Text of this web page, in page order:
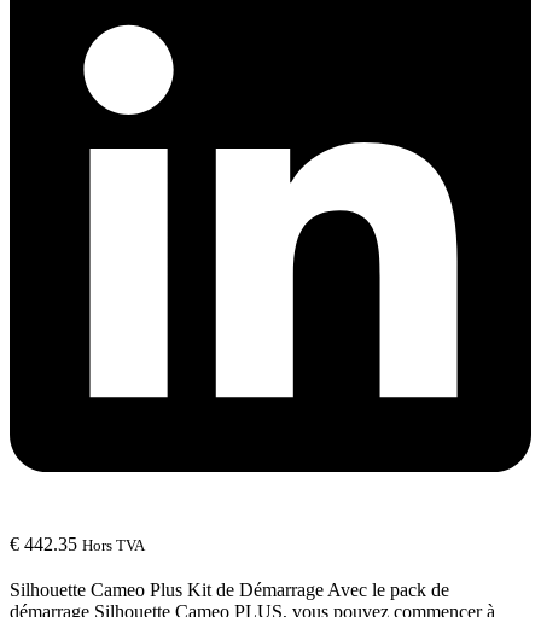
€ 442.35 Hors TVA
Silhouette Cameo Plus Kit de Démarrage Avec le pack de
démarrage Silhouette Cameo PLUS, vous pouvez commencer à